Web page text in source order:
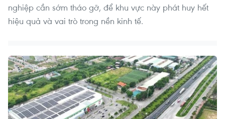
nghiệp cần sớm tháo gỡ, để khu vực này phát huy hết
hiệu quả và vai trò trong nền kinh tế.